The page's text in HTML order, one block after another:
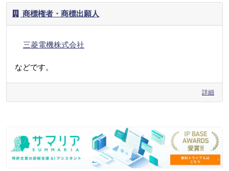
商標権者・商標出願人
三菱電機株式会社
などです。
詳細